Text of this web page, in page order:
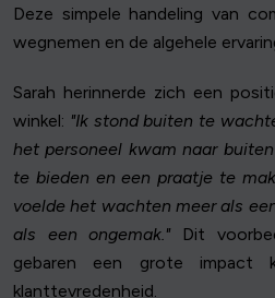
Deze simpele handeling van
wegnemen en de algehele
Sarah herinnerde zich een
winkel: "Ik stond buiten te
het personeel kwam naar
te bieden en een praatje te
voelde het wachten meer als
als een ongemak."Dit
gebaren een grote impact
klanttevredenheid.